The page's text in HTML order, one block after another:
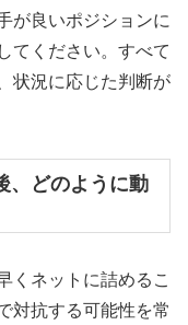
が良いポジションに
てください。すべて
状況に応じた判断が
、どのように動
くネットに詰めるこ
対抗する可能性を常